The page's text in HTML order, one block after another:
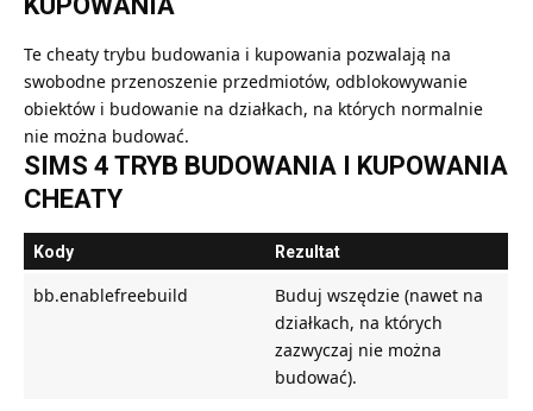
Te cheaty trybu budowania i kupowania pozwalają na
swobodne przenoszenie przedmiotów, odblokowywanie
obiektów i budowanie na działkach, na których normalnie
nie można budować.
SIMS 4 TRYB BUDOWANIA I KUPOWANIA
CHEATY
Kody Rezultat
bb.enablefreebuild
Buduj wszędzie (nawet na
działkach, na których
zazwyczaj nie można
budować).